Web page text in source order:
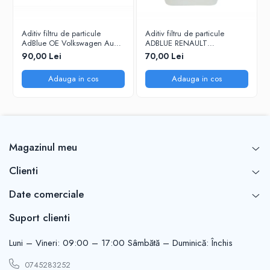
Aditiv filtru de particule
AdBlue OE Volkswagen Audi
Seat Skoda 5L
90,00 Lei
Adauga in cos
Aditiv filtru de particule
ADBLUE RENAULT
7711947890 - 5 Litri
70,00 Lei
Adauga in cos
Magazinul meu
Clienti
Date comerciale
Suport clienti
Luni – Vineri: 09:00 – 17:00 Sâmbătă – Duminică: Închis
0745283252